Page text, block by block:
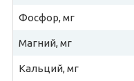
Фосфор, мг
Магний, мг
Кальций, мг